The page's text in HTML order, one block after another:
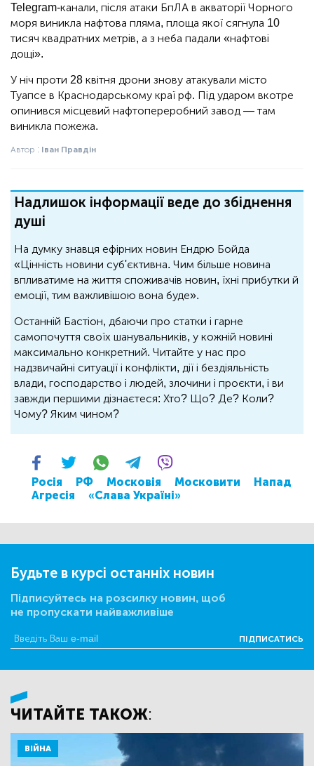
Telegram-канали, після атаки БпЛА в акваторії Чорного
моря виникла нафтова пляма, площа якої сягнула 10
тисяч квадратних метрів, а з неба падали «нафтові
дощі».
У ніч проти 28 квітня дрони знову атакували місто
Туапсе в Краснодарському краї рф. Під ударом вкотре
опинився місцевий нафтопереробний завод — там
виникла пожежа.
Автор : Іван Правдін
Надлишок інформації веде до збіднення
душі
На думку знавця ефірних новин Ендрю Бойда
«Цінність новини суб'єктивна. Чим більше новина
впливатиме на життя споживачів новин, їхні прибутки й
емоції, тим важливішою вона буде».
Останній Бастіон, дбаючи про статки і гарне
самопочуття своїх шанувальників, у кожній новині
максимально конкретний. Читайте у нас про
надзвичайні ситуації і конфлікти, дії і бездіяльність
влади, господарство і людей, злочини і проєкти, і ви
завжди першими дізнаєтеся: Хто? Що? Де? Коли?
Чому? Яким чином?
Росія РФ Московія Московити
Напад
Агресія
«Слава Україні»
Будьте в курсі останніх новин
Підписуйтесь на розсилку новин, щоб
не пропускати найважливіше
ПІДПИСАТИСЬ
ЧИТАЙТЕ ТАКОЖ:
ВІЙНА